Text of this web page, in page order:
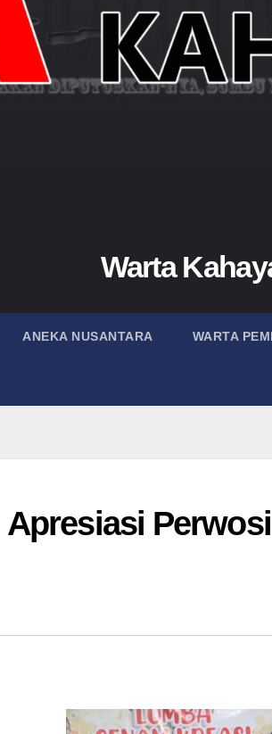
Warta
ANEKA NUSANTARA WARTA